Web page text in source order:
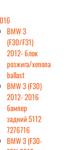
BMW 3
(F30/F31)
2012- блок
розжига/xenona
ballast
BMW 3 (F30)
2012- 2016
бампер
задний 5112
7276716
BMW 3 (F30-